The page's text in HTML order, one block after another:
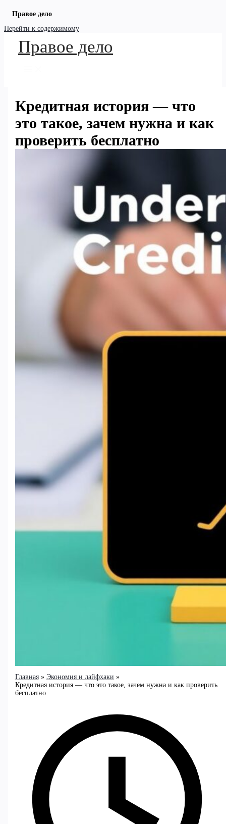
Правое дело
Перейти к содержимому
Правое дело
Кредитная история — что
это такое, зачем нужна и как
проверить бесплатно
Главная
Экономия и лайфхаки
Кредитная история — что это такое, зачем нужна и как проверить
бесплатно